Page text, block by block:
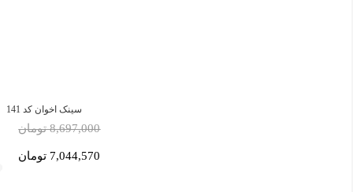
سینک اخوان کد 141
8,697,000 تومان
7,044,570 تومان